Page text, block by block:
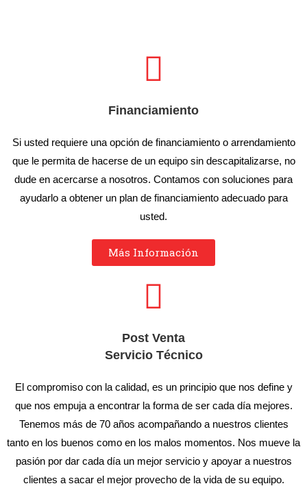
Financiamiento
Si usted requiere una opción de financiamiento o arrendamiento
que le permita de hacerse de un equipo sin descapitalizarse, no
dude en acercarse a nosotros. Contamos con soluciones para
ayudarlo a obtener un plan de financiamiento adecuado para
usted.
Más Información
Post Venta
Servicio Técnico
El compromiso con la calidad, es un principio que nos define y
que nos empuja a encontrar la forma de ser cada día mejores.
Tenemos más de 70 años acompañando a nuestros clientes
tanto en los buenos como en los malos momentos. Nos mueve la
pasión por dar cada día un mejor servicio y apoyar a nuestros
clientes a sacar el mejor provecho de la vida de su equipo.